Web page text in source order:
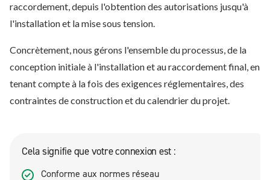
raccordement, depuis l'obtention des autorisations jusqu'à
l'installation et la mise sous tension.
Concrètement, nous gérons l'ensemble du processus, de la
conception initiale à l'installation et au raccordement final, en
tenant compte à la fois des exigences réglementaires, des
contraintes de construction et du calendrier du projet.
Cela signifie que votre connexion est :
Conforme aux normes réseau